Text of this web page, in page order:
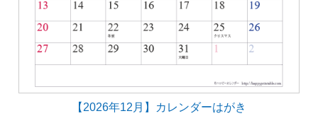
【2026年12月】カレンダーはがき